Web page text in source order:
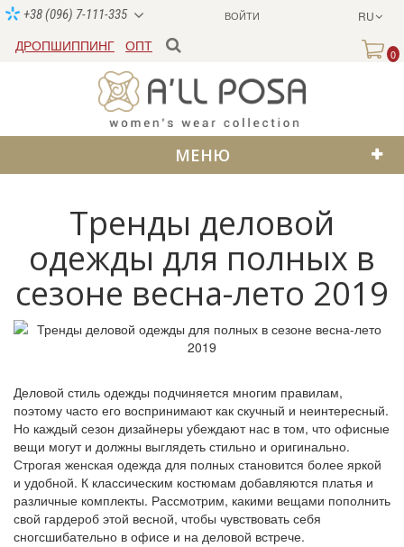
ВОЙТИ RU
+38 (096) 7-111-335
ДРОПШИППИНГ ОПТ
0
МЕНЮ
Тренды деловой
одежды для полных в
сезоне весна-лето 2019
Деловой стиль одежды подчиняется многим правилам,
поэтому часто его воспринимают как скучный и неинтересный.
Но каждый сезон дизайнеры убеждают нас в том, что офисные
вещи могут и должны выглядеть стильно и оригинально.
Строгая женская одежда для полных становится более яркой
и удобной. К классическим костюмам добавляются платья и
различные комплекты. Рассмотрим, какими вещами пополнить
свой гардероб этой весной, чтобы чувствовать себя
сногсшибательно в офисе и на деловой встрече.